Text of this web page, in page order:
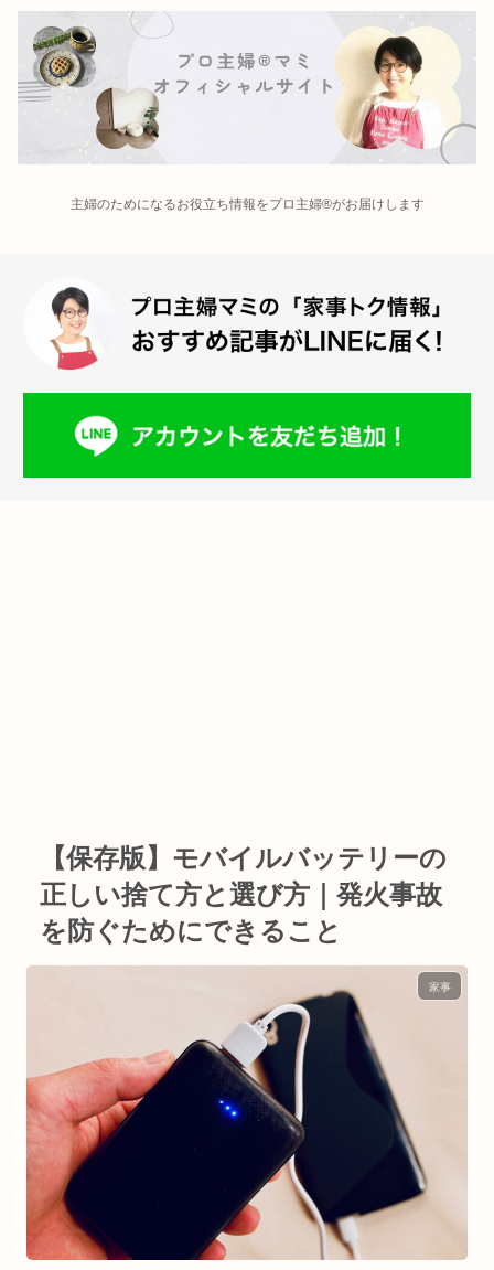
主婦のためになるお役立ち情報をプロ主婦®がお届けします
【保存版】モバイルバッテリーの
正しい捨て方と選び方｜発火事故
を防ぐためにできること
家事